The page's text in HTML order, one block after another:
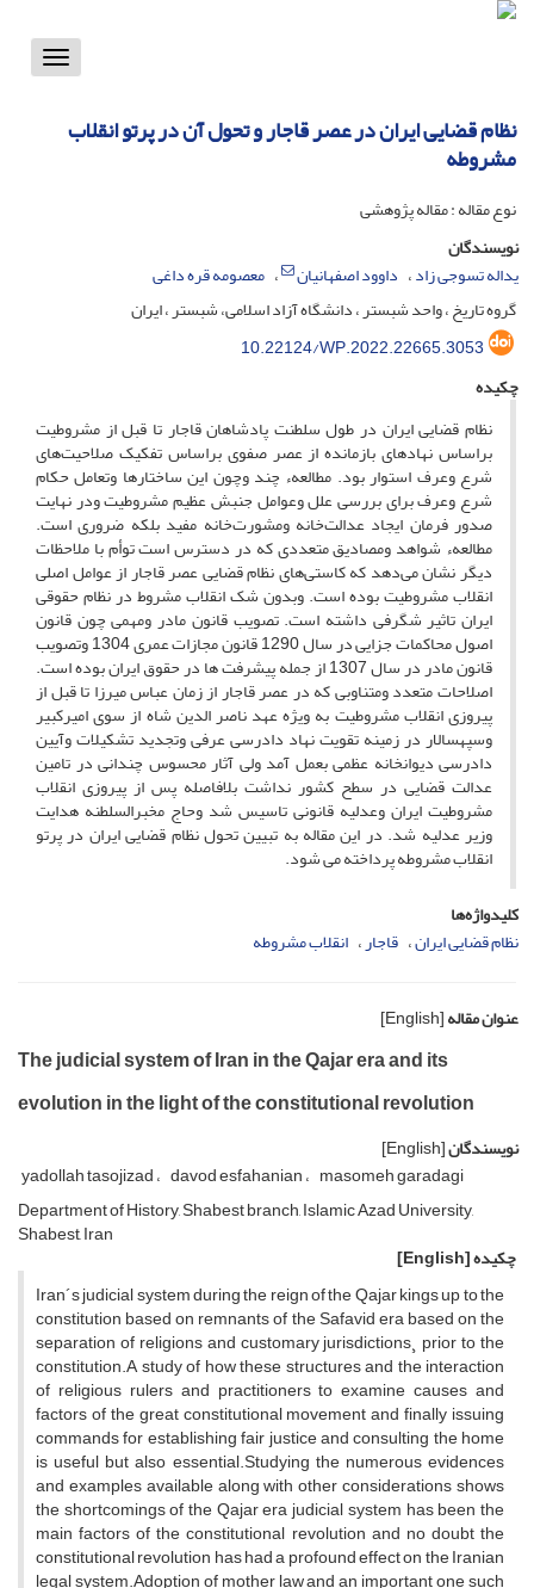
Toggle
نظام قضایی ایران در عصر قاجار و تحول آن در پرتو انقلاب
مشروطه
نوع مقاله : مقاله پژوهشی
نویسندگان
یداله تسوجی زاد داوود اصفهانیان
معصومه قره داغی
گروه تاریخ ، واحد شبستر ، دانشگاه آزاد اسلامی، شبستر ، ایران
10.22124/WP.2022.22665.3053
چکیده
نظام قضایی ایران در طول سلطنت پادشاهان قاجار تا قبل از مشروطیت
براساس نهادهای‌ بازمانده از عصر صفوی براساس تفکیک صلاحیت‌های
شرع وعرف استوار بود. مطالعهء چند وچون این ساختارها وتعامل حکام
شرع وعرف برای بررسی علل وعوامل جنبش‌ عظیم مشروطیت ودر نهایت
صدور فرمان ایجاد عدالت‌خانه ومشورت‌خانه مفید بلکه‌ ضروری است.
مطالعهء شواهد ومصادیق متعددی که در دسترس است توأم با ملاحظات‌
دیگر نشان می‌دهد که کاستی‌های نظام قضایی عصر قاجار از عوامل اصلی
انقلاب‌ مشروطیت بوده است. وبدون شک انقلاب مشروط در نظام حقوقی
ایران تاثیر شگرفی داشته است. تصویب قانون مادر ومهمی چون قانون
اصول محاکمات جزایی در سال 1290 قانون مجازات عمری 1304 وتصویب
قانون مادر در سال 1307 از جمله پیشرفت ها در حقوق ایران بوده است.
اصلاحات متعدد ومتناوبی که در عصر قاجار از زمان عباس میرزا تا قبل از
پیروزی انقلاب مشروطیت به ویژه عهد ناصر الدین شاه از سوی امیرکبیر
وسپهسالار در زمینه تقویت نهاد دادرسی عرفی وتجدید تشکیلات وآیین
دادرسی دیوانخانه عظمی بعمل آمد ولی آثار محسوس چندانی در تامین
عدالت قضایی در سطح کشور نداشت بلافاصله پس از پیروزی انقلاب
مشروطیت ایران وعدلیه قانونی تاسیس شد وحاج مخبرالسلطنه هدایت
وزیر عدلیه شد. در این مقاله به تبیین تحول نظام قضایی ایران در پرتو
انقلاب مشروطه پرداخته می شود.
کلیدواژه‌ها
نظام قضایی ایران قاجار انقلاب مشروطه
عنوان مقاله[English]
The judicial system of Iran in the Qajar era and its
evolution in the light of the constitutional revolution
نویسندگان[English]
yadollah tasojizad davod esfahanian masomeh garadagi
Department of History, Shabest branch, Islamic Azad University,
Shabest, Iran
چکیده[English]
Iran´s judicial system during the reign of the Qajar kings up to the
constitution based on remnants of the Safavid era based on the
separation of religions and customary jurisdictions¸ prior to the
constitution.A study of how these structures and the interaction
of religious rulers and practitioners to examine causes and
factors of the great constitutional movement and finally issuing
commands for establishing fair justice and consulting the home
is useful but also essential.Studying the numerous evidences
and examples available along with other considerations shows
the shortcomings of the Qajar era judicial system has been the
main factors of the constitutional revolution and no doubt the
constitutional revolution has had a profound effect on the Iranian